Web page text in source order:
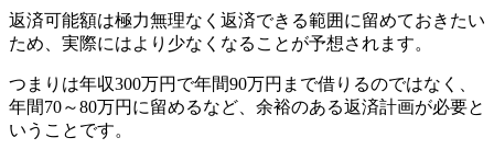
返済可能額は極力無理なく返済できる範囲に留めておきたい
ため、実際にはより少なくなることが予想されます。
つまりは年収300万円で年間90万円まで借りるのではなく、
年間70～80万円に留めるなど、余裕のある返済計画が必要と
いうことです。